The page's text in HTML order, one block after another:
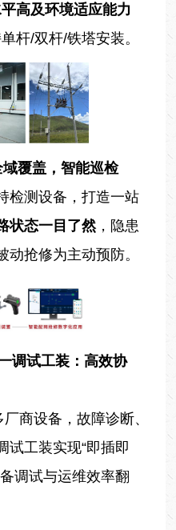
高及环境适应能力
杆/双杆/铁塔安装。
覆盖，智能巡检
检测设备，打造一站
状态一目了然，隐患
抢修为主动预防。
调试工装：高效协
商设备，故障诊断、
试工装实现“即插即
调试与运维效率翻